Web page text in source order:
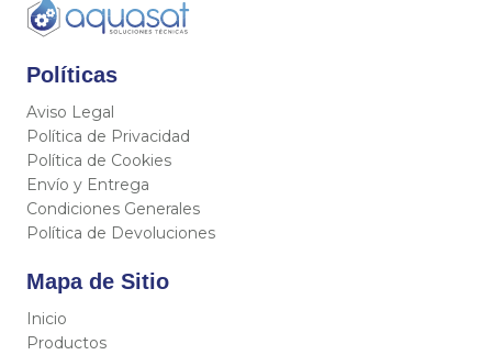
Políticas
Aviso Legal
Política de Privacidad
Política de Cookies
Envío y Entrega
Condiciones Generales
Política de Devoluciones
Mapa de Sitio
Inicio
Productos